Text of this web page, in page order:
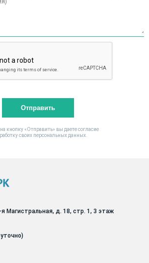
Отправить
кнопку «Отправить» вы даете согласие
своих персональных данных.
я Магистральная, д. 18, стр. 1, 3 этаж